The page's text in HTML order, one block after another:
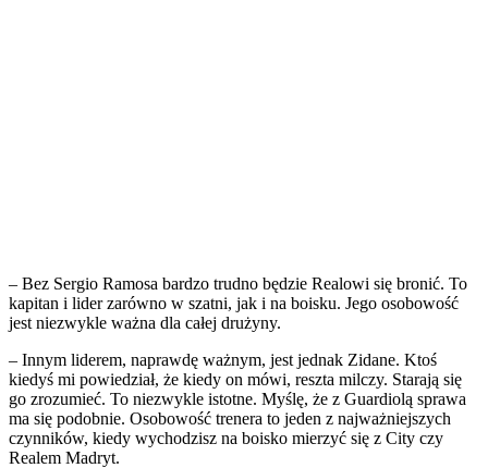
– Bez Sergio Ramosa bardzo trudno będzie Realowi się bronić. To
kapitan i lider zarówno w szatni, jak i na boisku. Jego osobowość
jest niezwykle ważna dla całej drużyny.
– Innym liderem, naprawdę ważnym, jest jednak Zidane. Ktoś
kiedyś mi powiedział, że kiedy on mówi, reszta milczy. Starają się
go zrozumieć. To niezwykle istotne. Myślę, że z Guardiolą sprawa
ma się podobnie. Osobowość trenera to jeden z najważniejszych
czynników, kiedy wychodzisz na boisko mierzyć się z City czy
Realem Madryt.